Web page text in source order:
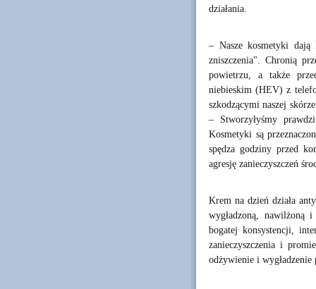
działania.
– Nasze kosmetyki dają
zniszczenia". Chronią
powietrzu, a także
niebieskim (HEV) z
szkodzącymi naszej
– Stworzyłyśmy
Kosmetyki są
spędza godziny przed
agresję zanieczyszczeń
Krem na dzień działa
wygładzoną,
bogatej konsystencji,
zanieczyszczenia i
odżywienie i wygładzenie